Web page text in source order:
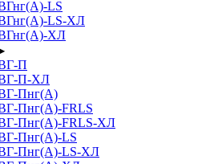
LS
LS-ХЛ
ХЛ
П
П-ХЛ
Пнг(А)
Пнг(А)-FRLS
Пнг(А)-FRLS-ХЛ
Пнг(А)-LS
Пнг(А)-LS-ХЛ